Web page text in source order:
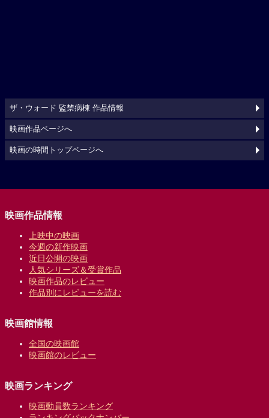
ザ・ウォード 監禁病棟 作品情報
映画作品ページへ
映画の時間トップページへ
映画作品情報
上映中の映画
今週の新作映画
近日公開の映画
人気シリーズ＆受賞作品
映画作品のレビュー
作品別にレビューを読む
映画館情報
全国の映画館
映画館のレビュー
映画ランキング
映画動員数ランキング